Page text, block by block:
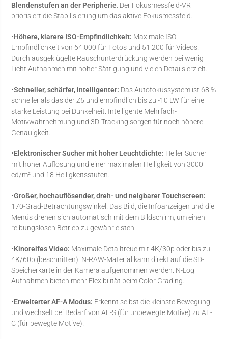
Blendenstufen an der Peripherie . Der Fokusmessfeld-VR
priorisiert die Stabilisierung um das aktive Fokusmessfeld.
•Höhere, klarere ISO-Empfindlichkeit: Maximale ISO-
Empfindlichkeit von 64.000 für Fotos und 51.200 für Videos.
Durch ausgeklügelte Rauschunterdrückung werden bei wenig
Licht Aufnahmen mit hoher Sättigung und vielen Details erzielt.
•Schneller, schärfer, intelligenter: Das Autofokussystem ist 68 %
schneller als das der Z5 und empfindlich bis zu -10 LW für eine
starke Leistung bei Dunkelheit. Intelligente Mehrfach-
Motivwahrnehmung und 3D-Tracking sorgen für noch höhere
Genauigkeit.
•Elektronischer Sucher mit hoher Leuchtdichte: Heller Sucher
mit hoher Auflösung und einer maximalen Helligkeit von 3000
cd/m² und 18 Helligkeitsstufen.
•Großer, hochauflösender, dreh- und neigbarer Touchscreen:
170-Grad-Betrachtungswinkel. Das Bild, die Infoanzeigen und die
Menüs drehen sich automatisch mit dem Bildschirm, um einen
reibungslosen Betrieb zu gewährleisten.
•Kinoreifes Video: Maximale Detailtreue mit 4K/30p oder bis zu
4K/60p (beschnitten). N-RAW-Material kann direkt auf die SD-
Speicherkarte in der Kamera aufgenommen werden. N-Log
Aufnahmen bieten mehr Flexibilität beim Color Grading.
•Erweiterter AF-A Modus: Erkennt selbst die kleinste Bewegung
und wechselt bei Bedarf von AF-S (für unbewegte Motive) zu AF-
C (für bewegte Motive).